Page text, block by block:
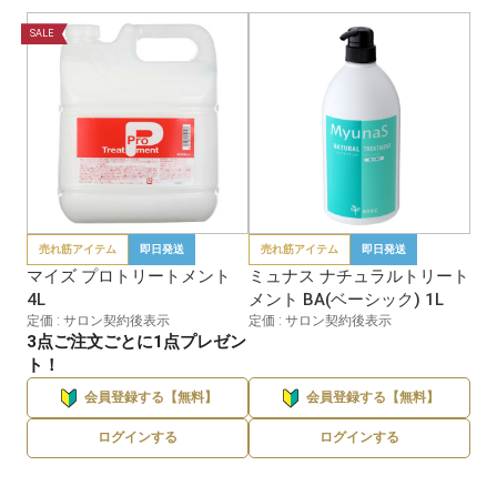
SALE
売れ筋アイテム 即日発送
マイズ プロトリートメント
4L
定価 : サロン契約後表示
3点ご注文ごとに1点プレゼン
ト！
会員登録する【無料】
ログインする
売れ筋アイテム 即日発送
ミュナス ナチュラルトリート
メント BA(ベーシック) 1L
定価 : サロン契約後表示
会員登録する【無料】
ログインする